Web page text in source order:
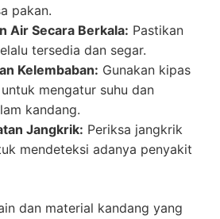
pakan.
Air Secara Berkala: Pastikan
tersedia dan segar.
Kelembaban: Gunakan kipas
mengatur suhu dan
kandang.
Jangkrik: Periksa jangkrik
mendeteksi adanya penyakit
dan material kandang yang